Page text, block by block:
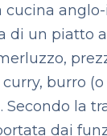
anglo-
di un piatto
burro
Secondo la
dai